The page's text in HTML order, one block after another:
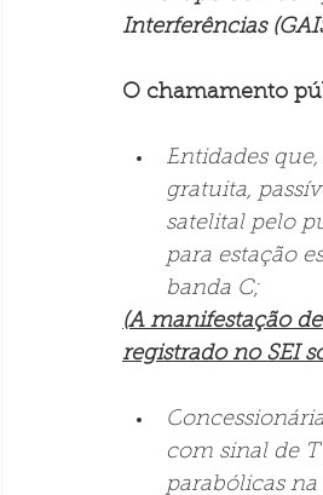
Interferências
O chamamento
Entidades
gratuita,
satelital pelo
para estação
banda C;
(A manifestação
registrado no SEI
C
com sinal de
parabólicas